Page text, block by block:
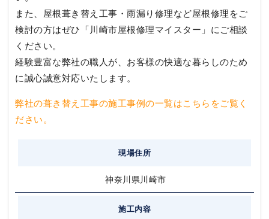
また、屋根葺き替え工事・雨漏り修理など屋根修理をご
検討の方はぜひ「川崎市屋根修理マイスター」にご相談
ください。
経験豊富な弊社の職人が、お客様の快適な暮らしのため
に誠心誠意対応いたします。
弊社の葺き替え工事の施工事例の一覧はこちらをご覧く
ださい。
現場住所
神奈川県川崎市
施工内容